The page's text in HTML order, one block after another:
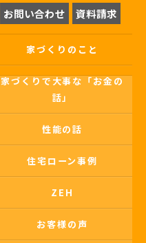
お問い合わせ 資料請求
家づくりのこと
家づくりで大事な「お金の
話」
性能の話
住宅ローン事例
ZEH
お客様の声